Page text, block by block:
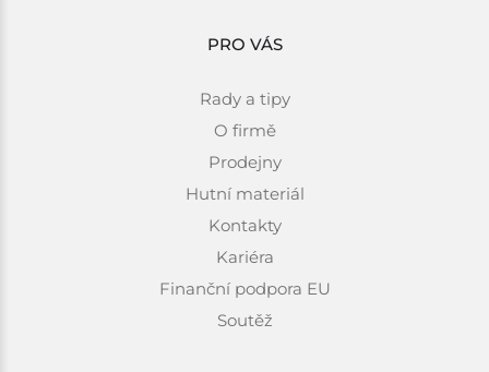
PRO VÁS
Rady a tipy
O firmě
Prodejny
Hutní materiál
Kontakty
Kariéra
Finanční podpora EU
Soutěž